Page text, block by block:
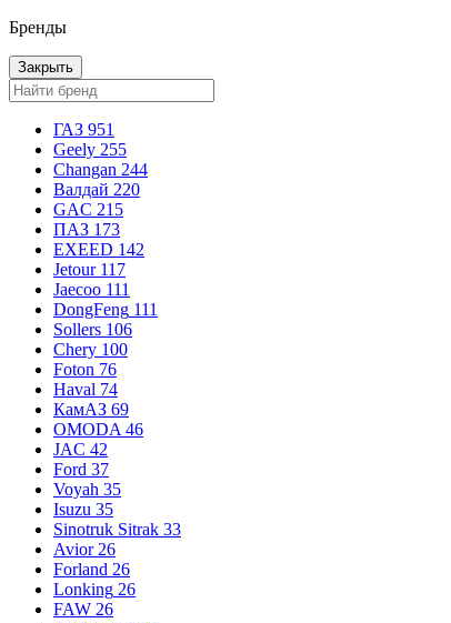
Бренды
Закрыть
ГАЗ 951
Geely 255
Changan 244
Валдай 220
GAC 215
ПАЗ 173
EXEED 142
Jetour 117
Jaecoo 111
DongFeng 111
Sollers 106
Chery 100
Foton 76
Haval 74
КамАЗ 69
OMODA 46
JAC 42
Ford 37
Voyah 35
Isuzu 35
Sinotruk Sitrak 33
Avior 26
Forland 26
Lonking 26
FAW 26